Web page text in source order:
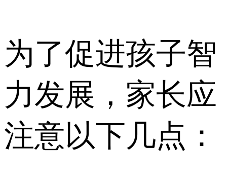
为了促进孩子智
力发展，家长应
注意以下几点：